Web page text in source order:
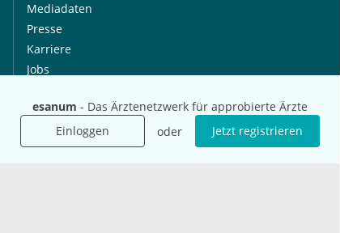
esanum - Das Ärztenetzwerk für approbierte Ärzte
Einloggen
oder Jetzt registrieren
Mediadaten
Presse
Karriere
Jobs
International
esanum.it
esanum.com
Social Media
Youtube
Twitter